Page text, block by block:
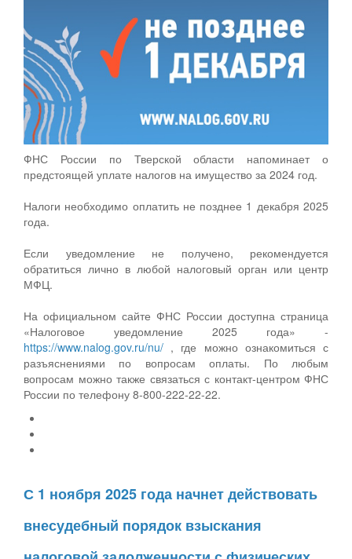
ФНС России по Тверской области напоминает о
предстоящей уплате налогов на имущество за 2024 год.
Налоги необходимо оплатить не позднее 1 декабря 2025
года.
Если уведомление не получено, рекомендуется
обратиться лично в любой налоговый орган или центр
МФЦ.
На официальном сайте ФНС России доступна страница
«Налоговое уведомление 2025 года» -
https://www.nalog.gov.ru/nu/ , где можно ознакомиться с
разъяснениями по вопросам оплаты. По любым
вопросам можно также связаться с контакт-центром ФНС
России по телефону 8-800-222-22-22.
С 1 ноября 2025 года начнет действовать
внесудебный порядок взыскания